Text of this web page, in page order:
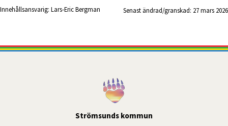
Innehållsansvarig: Lars-Eric Bergman Senast ändrad/granskad: 27 mars 2026
Strömsunds kommun